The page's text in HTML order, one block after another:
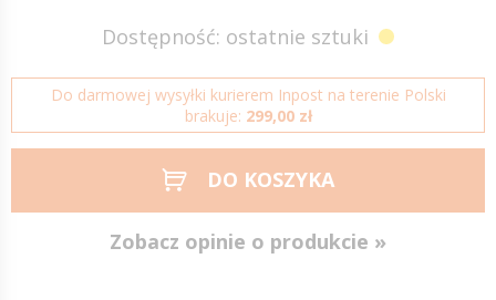
Dostępność: ostatnie sztuki
Do darmowej wysyłki kurierem Inpost na terenie Polski
brakuje: 299,00 zł
DO KOSZYKA
Zobacz opinie o produkcie »